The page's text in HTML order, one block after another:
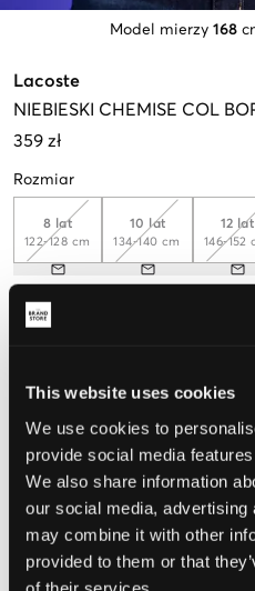
This website uses cookies
We use cookies to
provide social media
We also share information
our social media,
may combine it with other
provided to them or that
Model mierzy 168
Lacoste
NIEBIESKI CHEMISE COL
359 zł
Rozmiar
8 lat
122-128 cm
10 lat
134-140 cm
12 lat
146-152
Opinia o rozmiarze
WYBIERZ SWÓJ
Darmowa dostawa od 199 zł
60 dni na zwrot
Szybka wysyłka